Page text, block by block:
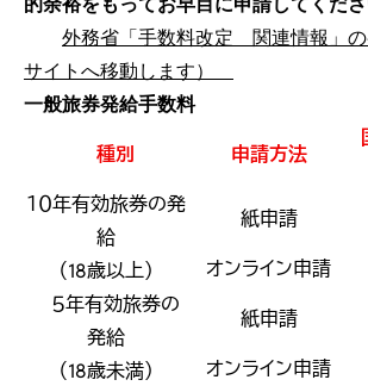
的余裕をもってお早目に申請してくださ
外務省「手数料改定 関連情報」の
サイトへ移動します）
一般旅券発給手数料
種別 申請方法
１０年有効旅券の発
給
（18歳以上）
紙申請
オンライン申請
５年有効旅券の
発給
（18歳未満）
紙申請
オンライン申請